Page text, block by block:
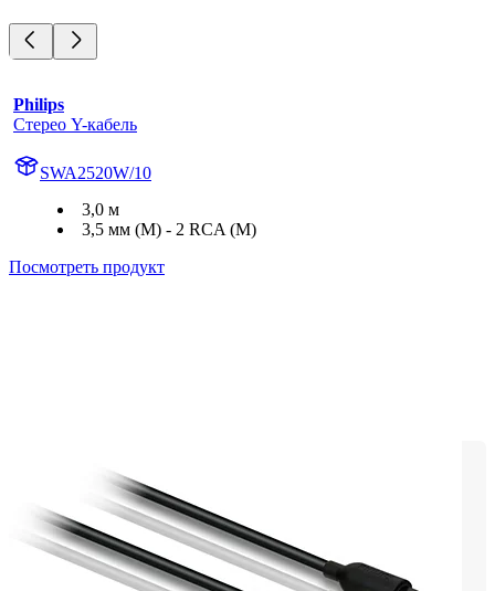
Philips
Стерео Y-кабель
SWA2520W/10
3,0 м
3,5 мм (M) - 2 RCA (M)
Посмотреть продукт